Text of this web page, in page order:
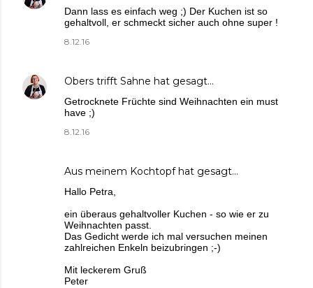
Dann lass es einfach weg ;) Der Kuchen ist so
gehaltvoll, er schmeckt sicher auch ohne super !
8.12.16
Obers trifft Sahne hat gesagt…
Getrocknete Früchte sind Weihnachten ein must
have ;)
8.12.16
Aus meinem Kochtopfhat gesagt…
Hallo Petra,
ein überaus gehaltvoller Kuchen - so wie er zu
Weihnachten passt.
Das Gedicht werde ich mal versuchen meinen
zahlreichen Enkeln beizubringen ;-)
Mit leckerem Gruß
Peter